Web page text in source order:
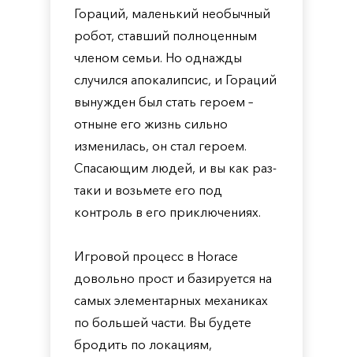
Гораций, маленький необычный
робот, ставший полноценным
членом семьи. Но однажды
случился апокалипсис, и Гораций
вынужден был стать героем –
отныне его жизнь сильно
изменилась, он стал героем.
Спасающим людей, и вы как раз-
таки и возьмете его под
контроль в его приключениях.
Игровой процесс в Horace
довольно прост и базируется на
самых элементарных механиках
по большей части. Вы будете
бродить по локациям,